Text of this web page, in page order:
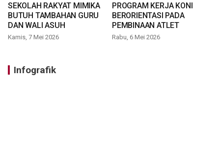
SEKOLAH RAKYAT MIMIKA
BUTUH TAMBAHAN GURU
DAN WALI ASUH
Kamis, 7 Mei 2026
PROGRAM KERJA KONI
BERORIENTASI PADA
PEMBINAAN ATLET
Rabu, 6 Mei 2026
Infografik